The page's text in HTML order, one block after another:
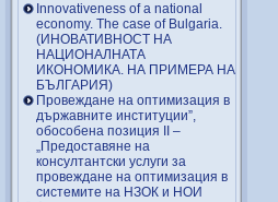
Innovativeness of a national
economy. The case of Bulgaria.
(ИНОВАТИВНОСТ НА
НАЦИОНАЛНАТА
ИКОНОМИКА. НА ПРИМЕРА НА
БЪЛГАРИЯ)
Провеждане на оптимизация в
държавните институции”,
обособена позиция ІІ –
„Предоставяне на
консултантски услуги за
провеждане на оптимизация в
системите на НЗОК и НОИ